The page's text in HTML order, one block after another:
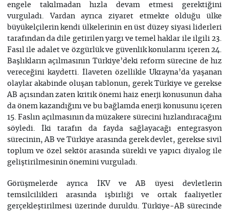
engele takılmadan hızla devam etmesi gerektiğini
vurguladı. Vardan ayrıca ziyaret etmekte olduğu ülke
büyükelçilerin kendi ülkelerinin en üst düzey siyasi liderleri
tarafından da dile getirilen yargı ve temel haklar ile ilgili 23.
Fasıl ile adalet ve özgürlük ve güvenlik konularını içeren 24.
Başlıkların açılmasının Türkiye’deki reform sürecine de hız
vereceğini kaydetti. İlaveten özellikle Ukrayna’da yaşanan
olaylar akabinde oluşan tablonun, gerek Türkiye ve gerekse
AB açısından zaten kritik önemi haiz enerji konusunun daha
da önem kazandığını ve bu bağlamda enerji konusunu içeren
15. Faslın açılmasının da müzakere sürecini hızlandıracağını
söyledi. İki tarafın da fayda sağlayacağı entegrasyon
sürecinin, AB ve Türkiye arasında gerek devlet, gerekse sivil
toplum ve özel sektör arasında sürekli ve yapıcı diyalog ile
geliştirilmesinin önemini vurguladı.
Görüşmelerde ayrıca İKV ve AB üyesi devletlerin
temsilcilikleri arasında işbirliği ve ortak faaliyetler
gerçekleştirilmesi üzerinde duruldu. Türkiye-AB sürecinde